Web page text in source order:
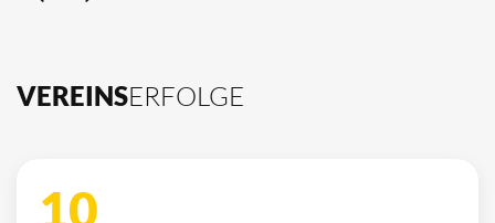
VEREINSERFOLGE